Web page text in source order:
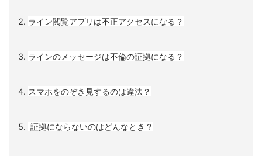
ライン閲覧アプリは不正アクセスになる？
ラインのメッセージは不倫の証拠になる？
スマホをのぞき見するのは違法？
証拠にならないのはどんなとき？